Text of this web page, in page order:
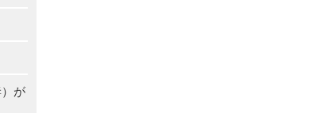
が